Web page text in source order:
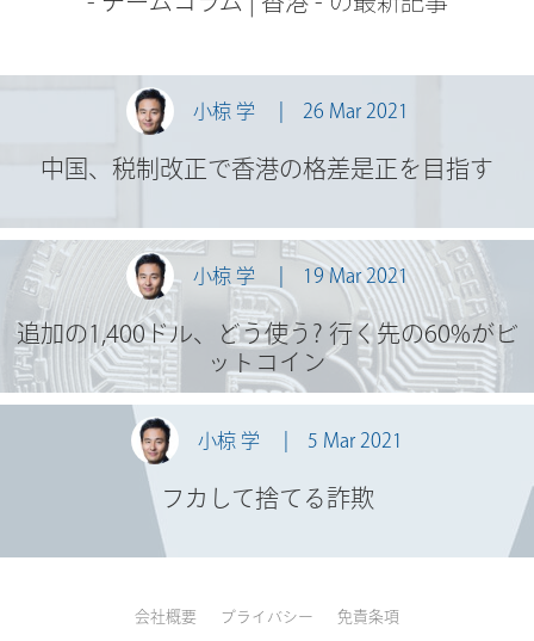
小椋 学 26 Mar 2021
中国、税制改正で香港の格差是正を目指す
小椋 学 19 Mar 2021
追加の1,400ドル、どう使う? 行く先の60%がビ
ットコイン
小椋 学 5 Mar 2021
フカして捨てる詐欺
会社概要 プライバシー 免責条項